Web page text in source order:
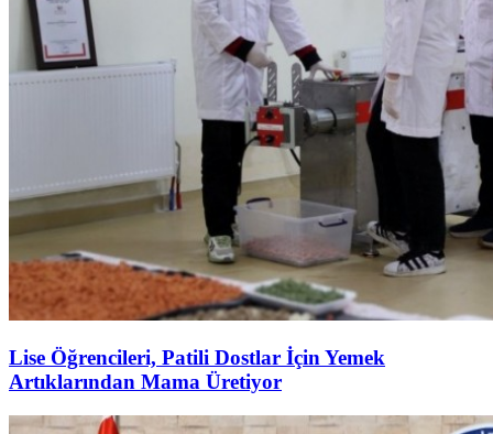
Lise Öğrencileri, Patili Dostlar İçin Yemek
Artıklarından Mama Üretiyor